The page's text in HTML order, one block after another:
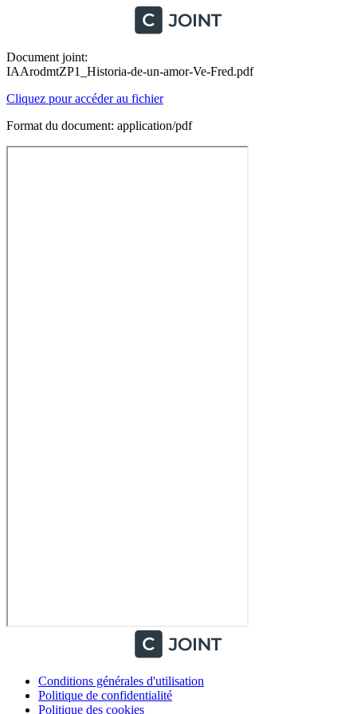
Document joint:
IAArodmtZP1_Historia-de-un-amor-Ve-Fred.pdf
Cliquez pour accéder au fichier
Format du document: application/pdf
Conditions générales d'utilisation
Politique de confidentialité
Politique des cookies